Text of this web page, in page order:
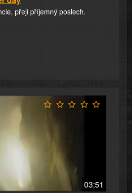
přeji příjemný poslech.
03:51